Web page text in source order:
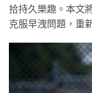
拾持久樂趣。本文
克服早洩問題，重